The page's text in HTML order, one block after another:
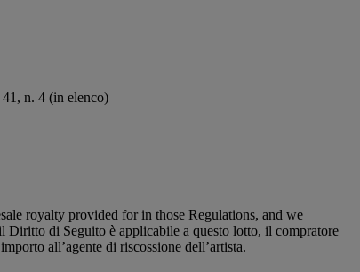
n. 4 (in elenco)
royalty provided for in those Regulations, and we
Diritto di Seguito è applicabile a questo lotto, il compratore
all’agente di riscossione dell’artista.